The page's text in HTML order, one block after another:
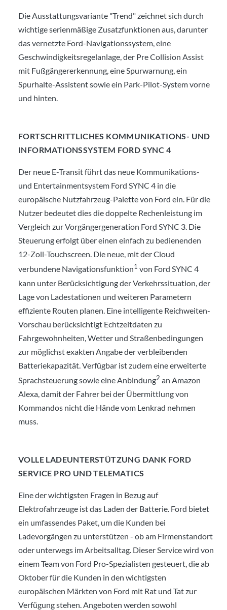
Die Ausstattungsvariante "Trend" zeichnet sich durch
wichtige serienmäßige Zusatzfunktionen aus, darunter
das vernetzte Ford-Navigationssystem, eine
Geschwindigkeitsregelanlage, der Pre Collision Assist
mit Fußgängererkennung, eine Spurwarnung, ein
Spurhalte-Assistent sowie ein Park-Pilot-System vorne
und hinten.
FORTSCHRITTLICHES KOMMUNIKATIONS- UND
INFORMATIONSSYSTEM FORD SYNC 4
Der neue E-Transit führt das neue Kommunikations-
und Entertainmentsystem Ford SYNC 4 in die
europäische Nutzfahrzeug-Palette von Ford ein. Für die
Nutzer bedeutet dies die doppelte Rechenleistung im
Vergleich zur Vorgängergeneration Ford SYNC 3. Die
Steuerung erfolgt über einen einfach zu bedienenden
12-Zoll-Touchscreen. Die neue, mit der Cloud
verbundene Navigationsfunktion1 von Ford SYNC 4
kann unter Berücksichtigung der Verkehrssituation, der
Lage von Ladestationen und weiteren Parametern
effiziente Routen planen. Eine intelligente Reichweiten-
Vorschau berücksichtigt Echtzeitdaten zu
Fahrgewohnheiten, Wetter und Straßenbedingungen
zur möglichst exakten Angabe der verbleibenden
Batteriekapazität. Verfügbar ist zudem eine erweiterte
Sprachsteuerung sowie eine Anbindung2 an Amazon
Alexa, damit der Fahrer bei der Übermittlung von
Kommandos nicht die Hände vom Lenkrad nehmen
muss.
VOLLE LADEUNTERSTÜTZUNG DANK FORD
SERVICE PRO UND TELEMATICS
Eine der wichtigsten Fragen in Bezug auf
Elektrofahrzeuge ist das Laden der Batterie. Ford bietet
ein umfassendes Paket, um die Kunden bei
Ladevorgängen zu unterstützen - ob am Firmenstandort
oder unterwegs im Arbeitsalltag. Dieser Service wird von
einem Team von Ford Pro-Spezialisten gesteuert, die ab
Oktober für die Kunden in den wichtigsten
europäischen Märkten von Ford mit Rat und Tat zur
Verfügung stehen. Angeboten werden sowohl